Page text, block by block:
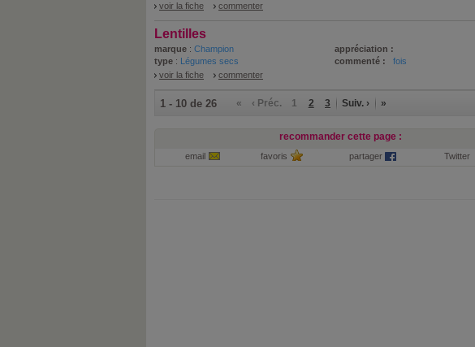
voir la fiche
commenter
Lentilles
marque : Champion
appréciation :
type : Légumes secs commenté :
fois
voir la fiche
commenter
1 - 10 de 26 « ‹ Préc. 1 2 3 Suiv. › »
recommander cette page :
email favoris partager Twitter